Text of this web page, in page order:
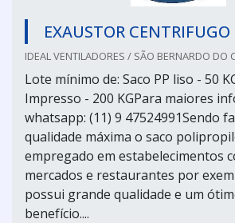
EXAUSTOR
IDEAL VENTILADORES / SÃO BERNARDO DO
Lote mínimo de: Saco PP liso - 50
Impresso - 200 KGPara maiores
whatsapp: (11) 9 47524991Sendo
qualidade máxima o saco
empregado em estabelecimentos
mercados e restaurantes por
possui grande qualidade e um
benefício....